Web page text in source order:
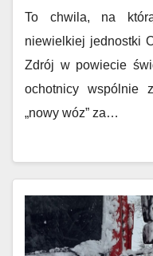
To chwila, na
niewielkiej jednostki
Zdrój w powiecie
ochotnicy wspólnie
„nowy wóz” za…